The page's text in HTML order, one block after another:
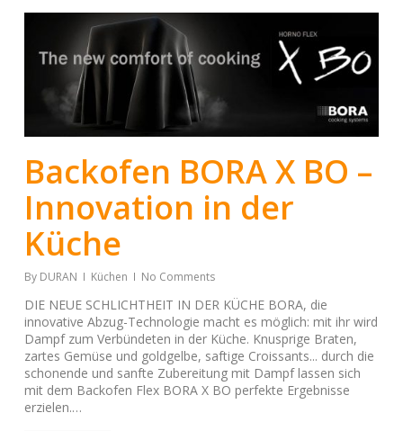
Backofen BORA X BO –
Innovation in der
Küche
By DURAN Küchen No Comments
DIE NEUE SCHLICHTHEIT IN DER KÜCHE BORA, die
innovative Abzug-Technologie macht es möglich: mit ihr wird
Dampf zum Verbündeten in der Küche. Knusprige Braten,
zartes Gemüse und goldgelbe, saftige Croissants... durch die
schonende und sanfte Zubereitung mit Dampf lassen sich
mit dem Backofen Flex BORA X BO perfekte Ergebnisse
erzielen.…